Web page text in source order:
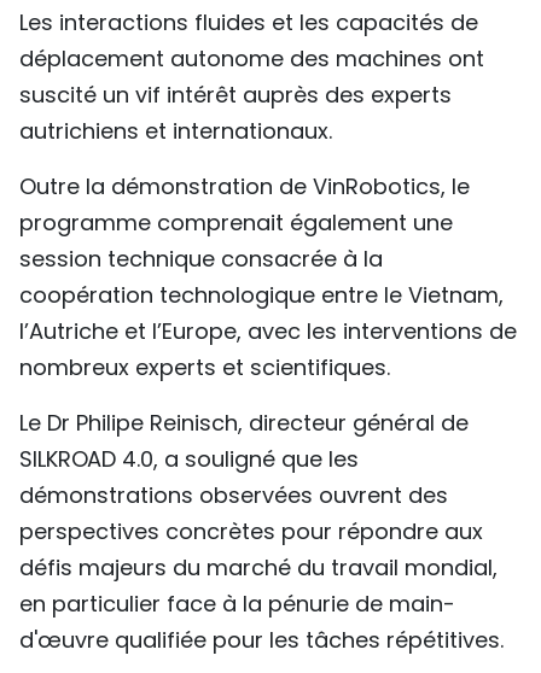
Les interactions fluides et les capacités de
déplacement autonome des machines ont
suscité un vif intérêt auprès des experts
autrichiens et internationaux.
Outre la démonstration de VinRobotics, le
programme comprenait également une
session technique consacrée à la
coopération technologique entre le Vietnam,
l’Autriche et l’Europe, avec les interventions de
nombreux experts et scientifiques.
Le Dr Philipe Reinisch, directeur général de
SILKROAD 4.0, a souligné que les
démonstrations observées ouvrent des
perspectives concrètes pour répondre aux
défis majeurs du marché du travail mondial,
en particulier face à la pénurie de main-
d'œuvre qualifiée pour les tâches répétitives.